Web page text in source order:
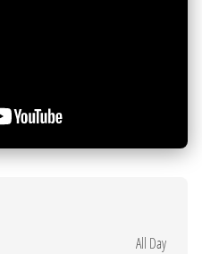
All Day